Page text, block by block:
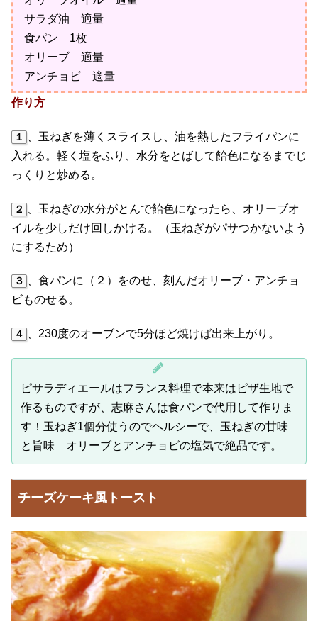
サラダ油 適量
食パン 1枚
オリーブ 適量
アンチョビ 適量
作り方
１ 、玉ねぎを薄くスライスし、油を熱したフライパンに
入れる。軽く塩をふり、水分をとばして飴色になるまでじ
っくりと炒める。
２ 、玉ねぎの水分がとんで飴色になったら、オリーブオ
イルを少しだけ回しかける。（玉ねぎがパサつかないよう
にするため）
３ 、食パンに（２）をのせ、刻んだオリーブ・アンチョ
ビものせる。
４ 、230度のオーブンで5分ほど焼けば出来上がり。
ピサラディエールはフランス料理で本来はピザ生地で
作るものですが、志麻さんは食パンで代用して作りま
す！玉ねぎ1個分使うのでヘルシーで、玉ねぎの甘味
と旨味 オリーブとアンチョビの塩気で絶品です。
チーズケーキ風トースト